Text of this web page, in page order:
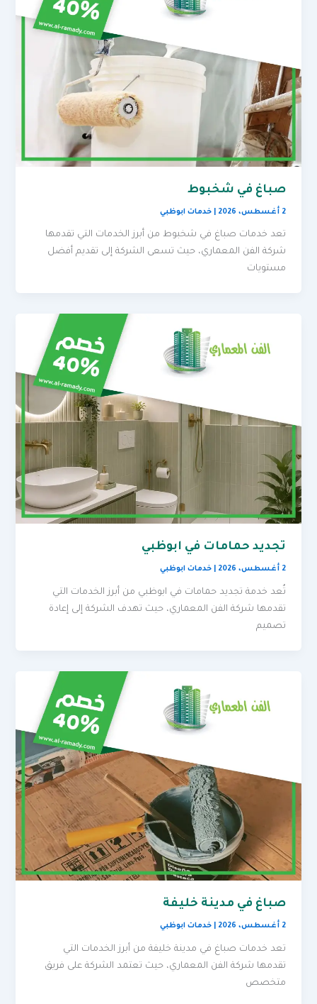
صباغ في شخبوط
2 أغسطس، 2026 |خدمات ابوظبي
تعد خدمات صباغ في شخبوط من أبرز الخدمات التي تقدمها
شركة الفن المعماري، حيث تسعى الشركة إلى تقديم أفضل
مستويات
تجديد حمامات في ابوظبي
2 أغسطس، 2026 |خدمات ابوظبي
تُعد خدمة تجديد حمامات في ابوظبي من أبرز الخدمات التي
تقدمها شركة الفن المعماري، حيث تهدف الشركة إلى إعادة
تصميم
صباغ في مدينة خليفة
2 أغسطس، 2026 |خدمات ابوظبي
تعد خدمات صباغ في مدينة خليفة من أبرز الخدمات التي
تقدمها شركة الفن المعماري، حيث تعتمد الشركة على فريق
متخصص